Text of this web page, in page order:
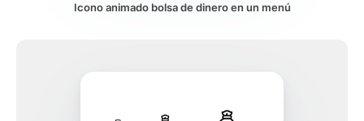
Icono animado bolsa de dinero en un menú